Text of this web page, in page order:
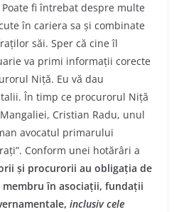
fi întrebat despre multe
în cariera sa și combinate
săi. Sper că cine îl
va primi informații corecte
Niță. Eu vă dau
În timp ce procurorul Niță
Cristian Radu, unul
avocatul primarului
Conform unei hotărâri a
și procurorii au obligația de
în asociații, fundații
inclusiv cele